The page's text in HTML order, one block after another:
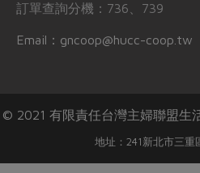
訂單查詢分機：736、739
Email：gncoop@hucc-coop.tw
© 2021 有限責任台灣主婦聯盟
地址：241新北市三重